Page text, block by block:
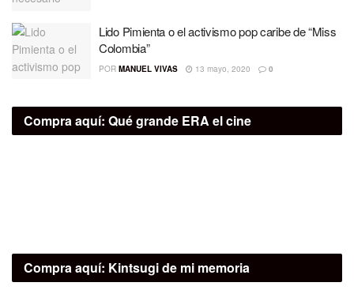
Lido Pimienta o el activismo pop caribe de “Miss
Colombia”
POR MANUEL VIVAS 13 mayo, 2020 0
Compra aquí: Qué grande ERA el cine
Compra aquí: Kintsugi de mi memoria